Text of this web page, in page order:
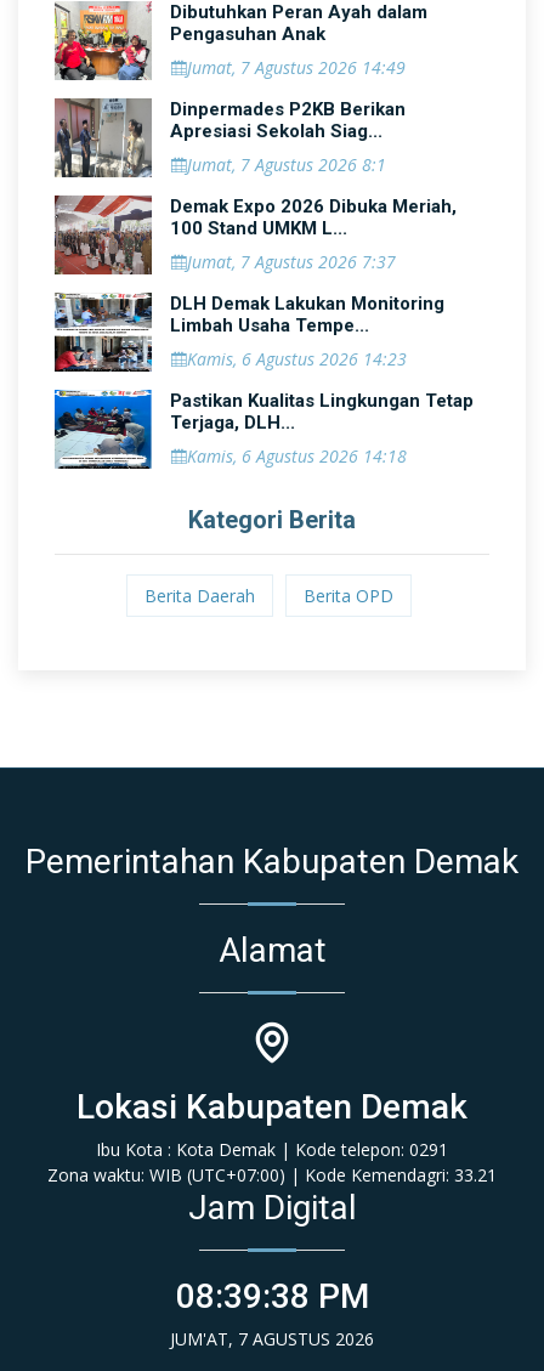
Dibutuhkan Peran Ayah dalam
Pengasuhan Anak
Jumat, 7 Agustus 2026 14:49
Dinpermades P2KB Berikan
Apresiasi Sekolah Siag...
Jumat, 7 Agustus 2026 8:1
Demak Expo 2026 Dibuka Meriah,
100 Stand UMKM L...
Jumat, 7 Agustus 2026 7:37
DLH Demak Lakukan Monitoring
Limbah Usaha Tempe...
Kamis, 6 Agustus 2026 14:23
Pastikan Kualitas Lingkungan Tetap
Terjaga, DLH...
Kamis, 6 Agustus 2026 14:18
Kategori Berita
Berita Daerah Berita OPD
Pemerintahan Kabupaten Demak
Alamat
Lokasi Kabupaten Demak
Ibu Kota : Kota Demak | Kode telepon: 0291
Zona waktu: WIB (‎UTC+07:00‎)‎ | Kode Kemendagri: 33.21
Jam Digital
08:39:38 PM
JUM'AT, 7 AGUSTUS 2026